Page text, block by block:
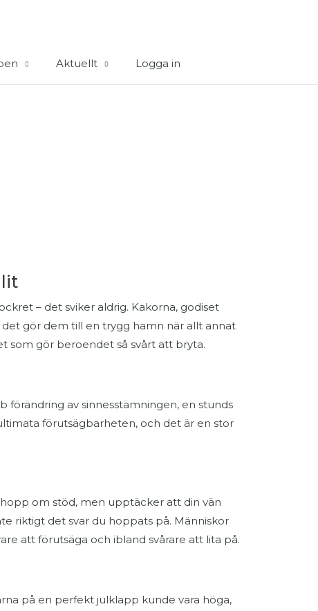
Aktuellt Logga in
– det sviker aldrig. Kakorna, godiset
gör dem till en trygg hamn när allt annat
som gör beroendet så svårt att bryta.
förändring av sinnesstämningen, en stunds
förutsägbarheten, och det är en stor
om stöd, men upptäcker att din vän
riktigt det svar du hoppats på. Människor
att förutsäga och ibland svårare att lita på.
på en perfekt julklapp kunde vara höga,